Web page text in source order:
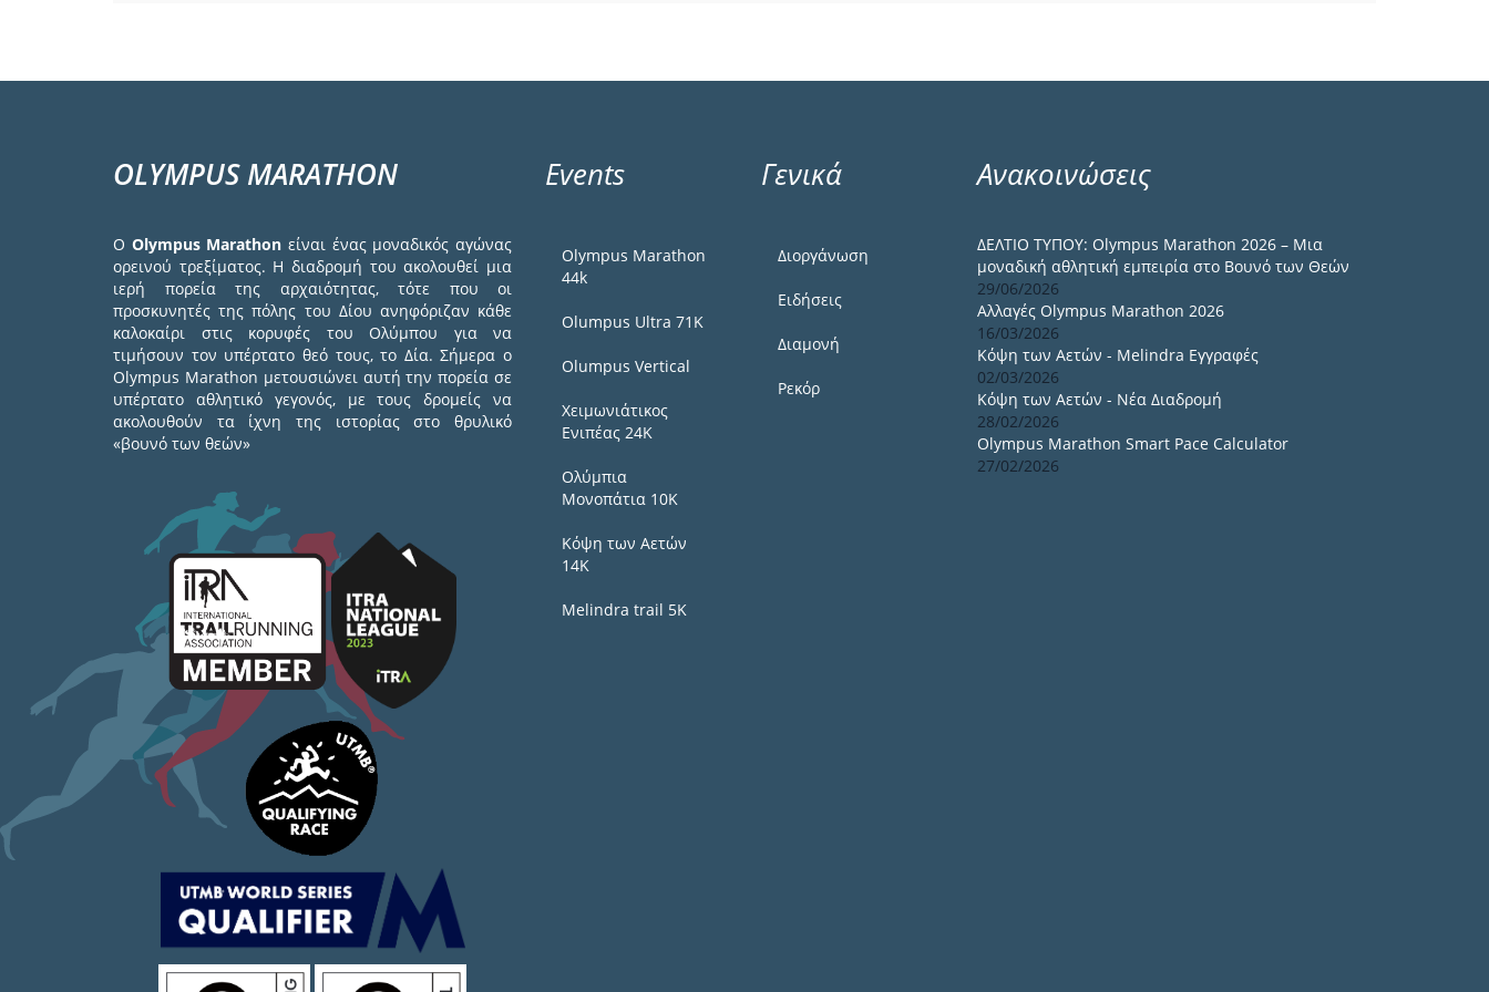
OLYMPUS MARATHON
Ο Olympus Marathon είναι ένας μοναδικός αγώνας
ορεινού τρεξίματος. Η διαδρομή του ακολουθεί μια
ιερή πορεία της αρχαιότητας, τότε που οι
προσκυνητές της πόλης του Δίου ανηφόριζαν κάθε
καλοκαίρι στις κορυφές του Ολύμπου για να
τιμήσουν τον υπέρτατο θεό τους, το Δία. Σήμερα ο
Olympus Marathon μετουσιώνει αυτή την πορεία σε
υπέρτατο αθλητικό γεγονός, με τους δρομείς να
ακολουθούν τα ίχνη της ιστορίας στο θρυλικό
«βουνό των θεών»
Events
Olympus Marathon
44k
Olumpus Ultra 71K
Olumpus Vertical
Χειμωνιάτικος
Ενιπέας 24Κ
Ολύμπια
Μονοπάτια 10Κ
Κόψη των Αετών
14Κ
Melindra trail 5Κ
Γενικά
Διοργάνωση
Ειδήσεις
Διαμονή
Ρεκόρ
Ανακοινώσεις
ΔΕΛΤΙΟ ΤΥΠΟΥ: Olympus Marathon 2026 – Μια
μοναδική αθλητική εμπειρία στο Βουνό των Θεών
29/06/2026
Αλλαγές Olympus Marathon 2026
16/03/2026
Κόψη των Αετών - Melindra Εγγραφές
02/03/2026
Κόψη των Αετών - Νέα Διαδρομή
28/02/2026
Olympus Marathon Smart Pace Calculator
27/02/2026